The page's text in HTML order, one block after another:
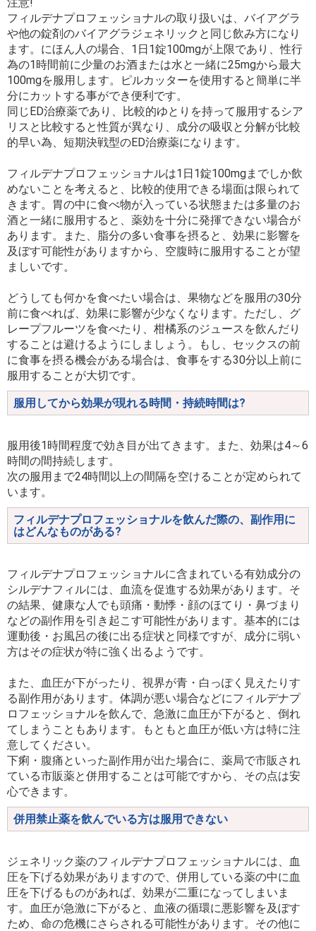
フィルデナプロフェッショナルの取り扱いは、バイアグラ
や他の錠剤のバイアグラジェネリックと同じ飲み方になり
ます。にほん人の場合、1日1錠100mgが上限であり、性行
為の1時間前に少量のお酒または水と一緒に25mgから最大
100mgを服用します。ピルカッターを使用すると簡単に半
分にカットする事ができ便利です。
同じED治療薬であり、比較的ゆとりを持って服用するシア
リスと比較すると性質が異なり、成分の吸収と分解が比較
的早い為、短期決戦型のED治療薬になります。
フィルデナプロフェッショナルは1日1錠100mgまでしか飲
めないことを考えると、比較的使用できる場面は限られて
きます。胃の中に食べ物が入っている状態または多量のお
酒と一緒に服用すると、薬効を十分に発揮できない場合が
あります。また、脂分の多い食事を摂ると、効果に影響を
及ぼす可能性がありますから、空腹時に服用することが望
ましいです。
どうしても何かを食べたい場合は、果物などを服用の30分
前に食べれば、効果に影響が少なくなります。ただし、グ
レープフルーツを食べたり、柑橘系のジュースを飲んだり
することは避けるようにしましょう。もし、セックスの前
に食事を摂る機会がある場合は、食事をする30分以上前に
服用することが大切です。
服用してから効果が現れる時間・持続時間は?
服用後1時間程度で効き目が出てきます。また、効果は4～6
時間の間持続します。
次の服用まで24時間以上の間隔を空けることが定められて
います。
フィルデナプロフェッショナルを飲んだ際の、副作用に
はどんなものがある?
フィルデナプロフェッショナルに含まれている有効成分の
シルデナフィルには、血流を促進する効果があります。そ
の結果、健康な人でも頭痛・動悸・顔のほてり・鼻づまり
などの副作用を引き起こす可能性があります。基本的には
運動後・お風呂の後に出る症状と同様ですが、成分に弱い
方はその症状が特に強く出るようです。
また、血圧が下がったり、視界が青・白っぽく見えたりす
る副作用があります。体調が悪い場合などにフィルデナプ
ロフェッショナルを飲んで、急激に血圧が下がると、倒れ
てしまうこともあります。もともと血圧が低い方は特に注
意してください。
下痢・腹痛といった副作用が出た場合に、薬局で市販され
ている市販薬と併用することは可能ですから、その点は安
心できます。
併用禁止薬を飲んでいる方は服用できない
ジェネリック薬のフィルデナプロフェッショナルには、血
圧を下げる効果がありますので、併用している薬の中に血
圧を下げるものがあれば、効果が二重になってしまいま
す。血圧が急激に下がると、血液の循環に悪影響を及ぼす
ため、命の危機にさらされる可能性があります。その他に